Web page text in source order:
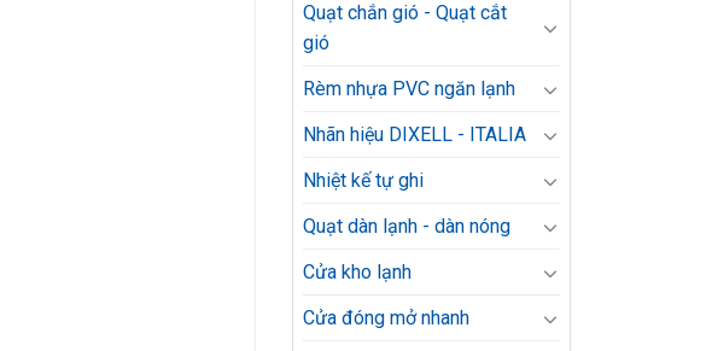
Quạt chắn gió - Quạt cắt
gió
Rèm nhựa PVC ngăn lạnh
Nhãn hiệu DIXELL - ITALIA
Nhiệt kế tự ghi
Quạt dàn lạnh - dàn nóng
Cửa kho lạnh
Cửa đóng mở nhanh